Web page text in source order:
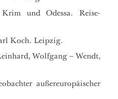
und Odessa. Reise-
Koch. Leipzig.
Wolfgang – Wendt,
außereuropäischer